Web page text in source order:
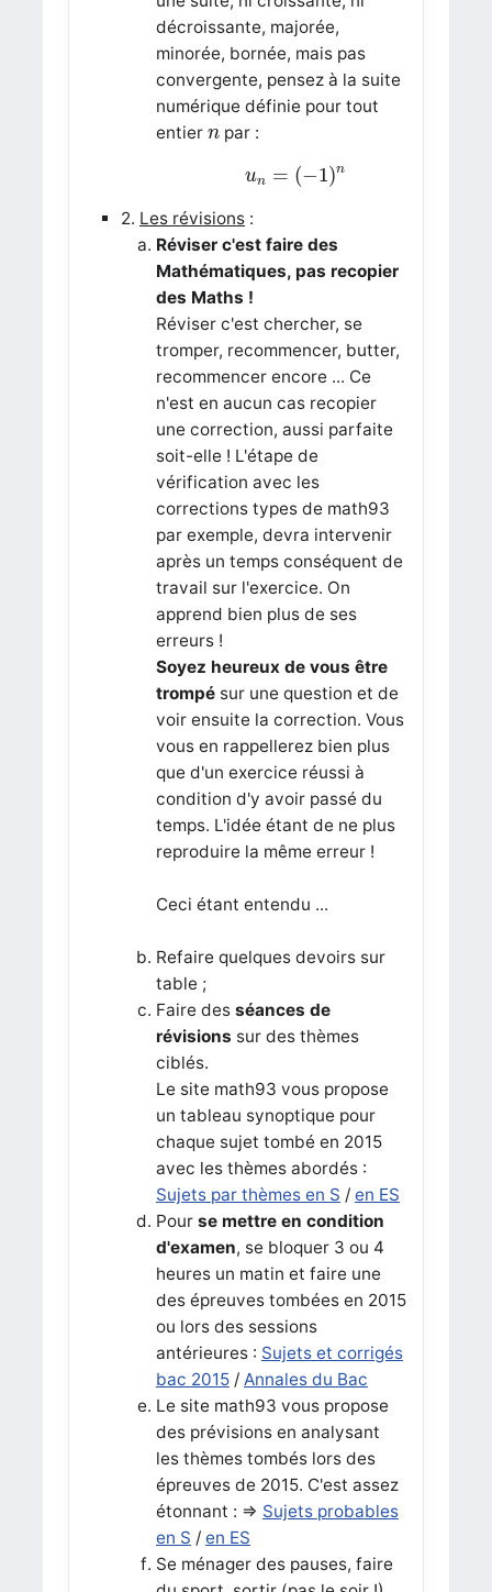
décroissante, majorée,
minorée, bornée, mais pas
convergente, pensez à la suite
numérique définie pour tout
entier n
npar :
un = (−1)n
− )n
2. Les révisions:
Réviser c'est faire des
Mathématiques, pas recopier
des Maths !
Réviser c'est chercher, se
tromper, recommencer, butter,
recommencer encore ... Ce
n'est en aucun cas recopier
une correction, aussi parfaite
soit-elle ! L'étape de
vérification avec les
corrections types de math93
par exemple, devra intervenir
après un temps conséquent de
travail sur l'exercice. On
apprend bien plus de ses
erreurs !
Soyez heureux de vous être
trompésur une question et de
voir ensuite la correction. Vous
vous en rappellerez bien plus
que d'un exercice réussi à
condition d'y avoir passé du
temps. L'idée étant de ne plus
reproduire la même erreur !
Ceci étant entendu ...
Refaire quelques devoirs sur
table ;
Faire des séances de
révisions sur des thèmes
ciblés.
Le site math93 vous propose
un tableau synoptique pour
chaque sujet tombé en 2015
avec les thèmes abordés :
Sujets par thèmes en S / en ES
Pour se mettre en condition
d'examen, se bloquer 3 ou 4
heures un matin et faire une
des épreuves tombées en 2015
ou lors des sessions
antérieures : Sujets et corrigés
bac 2015/ Annales du Bac
Le site math93 vous propose
des prévisions en analysant
les thèmes tombés lors des
épreuves de 2015. C'est assez
étonnant : => Sujets probables
en S / en ES
Se ménager des pauses, faire